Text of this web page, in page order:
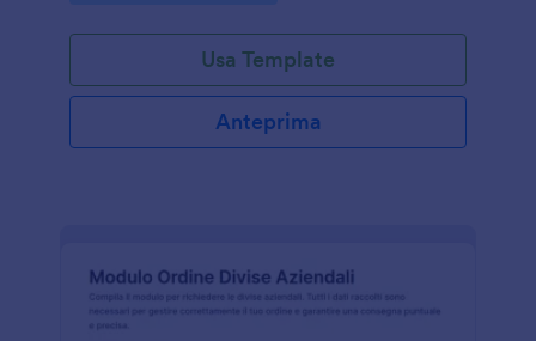
Usa Template
Anteprima